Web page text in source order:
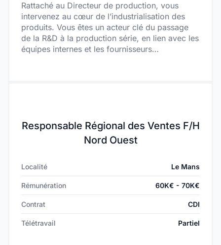
suffisamment d’expérience et de recul pour :
challenger ;
corriger ;
structurer ;
maintenir un haut niveau de qualité technique.
Rattaché au Directeur de production, vous
intervenez au cœur de l’industrialisation des
produits. Vous êtes un acteur clé du passage
de la R&D à la production série, en lien avec les
équipes internes et les fournisseurs
Responsable Régional des Ventes F/H
Nord Ouest
Localité Le Mans
Rémunération 60K€ - 70K€
Contrat CDI
Télétravail Partiel